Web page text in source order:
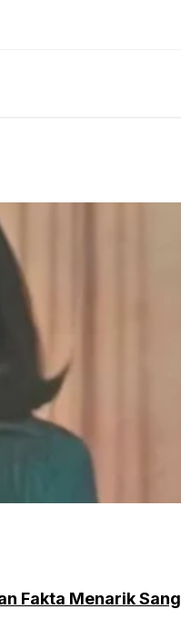
Fakta Menarik Sang